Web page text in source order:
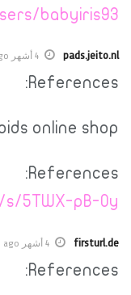
https://